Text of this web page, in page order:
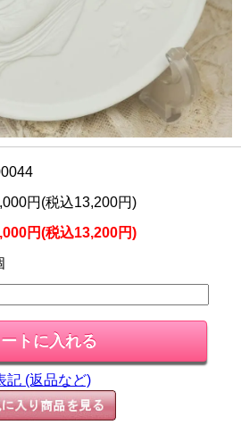
円(税込13,200円)
円(税込13,200円)
記 (返品など)